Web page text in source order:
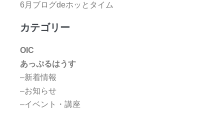
6月ブログdeホッとタイム
カテゴリー
OIC
あっぷるはうす
–新着情報
–お知らせ
–イベント・講座